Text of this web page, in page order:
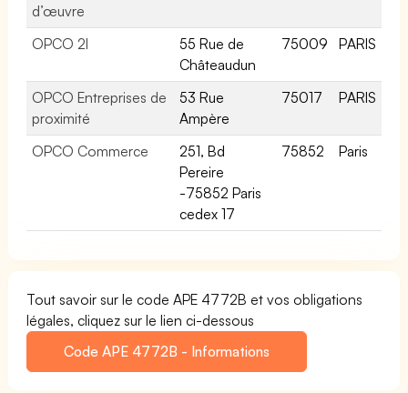
d’œuvre
OPCO 2I
55 Rue de
Châteaudun
75009 PARIS
OPCO Entreprises de
proximité
53 Rue
Ampère
75017 PARIS
OPCO Commerce
251, Bd
Pereire
-75852 Paris
cedex 17
75852 Paris
Tout savoir sur le code APE 4772B et vos obligations
légales, cliquez sur le lien ci-dessous
Code APE 4772B - Informations